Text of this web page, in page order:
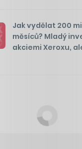
Jak vydělat 200
měsíců? Mladý
akciemi Xeroxu,